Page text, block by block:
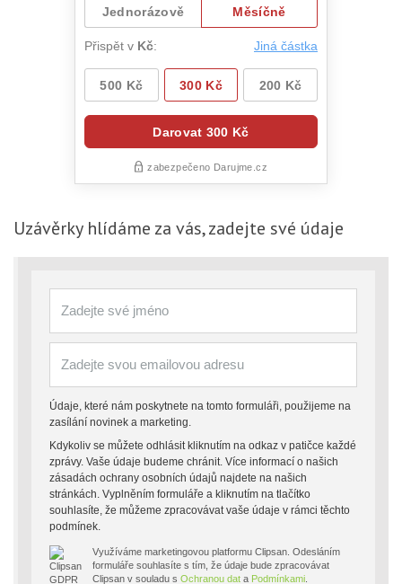
Uzávěrkyhlídáme za vás, zadejte své údaje
Údaje, které nám poskytnete na tomto formuláři, použijeme na
zasílání novinek a marketing.
Kdykoliv se můžete odhlásit kliknutím na odkaz v patičce každé
zprávy. Vaše údaje budeme chránit. Více informací o našich
zásadách ochrany osobních údajů najdete na našich
stránkách. Vyplněním formuláře a kliknutím na tlačítko
souhlasíte, že můžeme zpracovávat vaše údaje v rámci těchto
podmínek.
Využíváme marketingovou platformu Clipsan. Odesláním
formuláře souhlasíte s tím, že údaje bude zpracovávat
Clipsan v souladu s Ochranou dat a Podmínkami